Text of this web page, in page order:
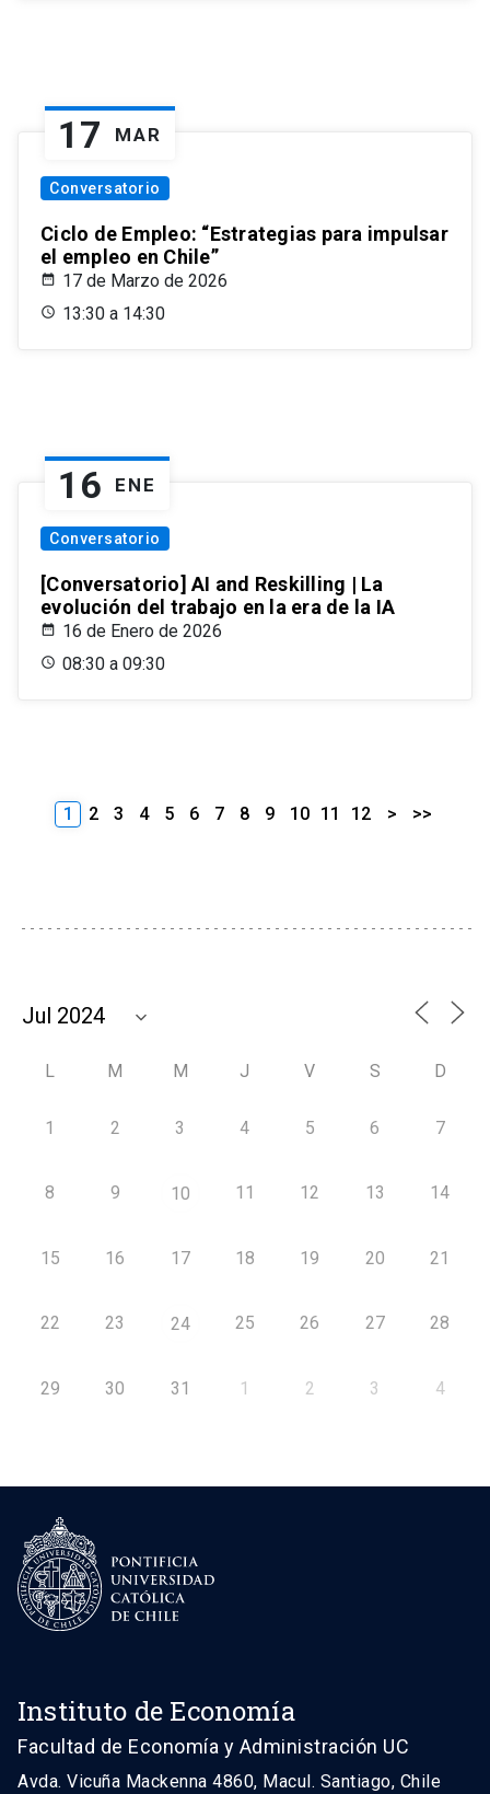
17 MAR
Conversatorio
Ciclo de Empleo: “Estrategias para impulsar
el empleo en Chile”
17 de Marzo de 2026
13:30 a 14:30
16 ENE
Conversatorio
[Conversatorio] AI and Reskilling | La
evolución del trabajo en la era de la IA
16 de Enero de 2026
08:30 a 09:30
1 2 3 4 5 6 7 8 9 10 11 12 > >>
L M M J V S D
1 2 3 4 5 6 7
8 9 10 11 12 13 14
15 16 17 18 19 20 21
22 23 24 25 26 27 28
29 30 31 1 2 3 4
Instituto de Economía
Facultad de Economía y Administración UC
Avda. Vicuña Mackenna 4860, Macul. Santiago, Chile